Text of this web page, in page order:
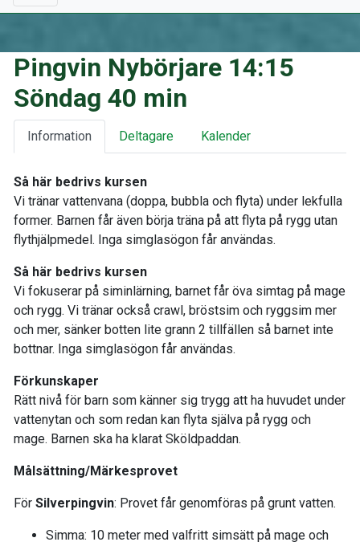
Pingvin Nybörjare 14:15
Söndag 40 min
Information Deltagare Kalender
Så här bedrivs kursen
Vi tränar vattenvana (doppa, bubbla och flyta) under lekfulla
former. Barnen får även börja träna på att flyta på rygg utan
flythjälpmedel. Inga simglasögon får användas.
Så här bedrivs kursen
Vi fokuserar på siminlärning, barnet får öva simtag på mage
och rygg. Vi tränar också crawl, bröstsim och ryggsim mer
och mer, sänker botten lite grann 2 tillfällen så barnet inte
bottnar. Inga simglasögon får användas.
Förkunskaper
Rätt nivå för barn som känner sig trygg att ha huvudet under
vattenytan och som redan kan flyta själva på rygg och
mage. Barnen ska ha klarat Sköldpaddan.
Målsättning/Märkesprovet
För Silverpingvin: Provet får genomföras på grunt vatten.
Simma: 10 meter med valfritt simsätt på mage och